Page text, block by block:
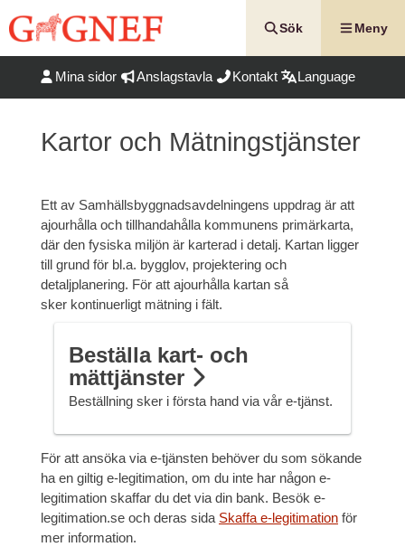
till
Sök Meny
Mina sidor Anslagstavla Kontakt Language
Kartor och Mätningstjänster
Ett av Samhällsbyggnadsavdelningens uppdrag är att
ajourhålla och tillhandahålla kommunens primärkarta,
där den fysiska miljön är karterad i detalj. Kartan ligger
till grund för bl.a. bygglov, projektering och
detaljplanering. För att ajourhålla kartan så
sker kontinuerligt mätning i fält.
Beställa kart- och
mättjänster
Beställning sker i första hand via vår e-tjänst.
För att ansöka via e-tjänsten behöver du som sökande
ha en giltig e-legitimation, om du inte har någon e-
legitimation skaffar du det via din bank. Besök e-
legitimation.se och deras sida Skaffa e-legitimation för
mer information.